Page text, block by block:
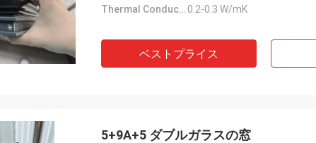
Thermal Conductivity: 0.2-0.3 W/mK
ベストプライス
5+9A+5 ダブルガラスの窓